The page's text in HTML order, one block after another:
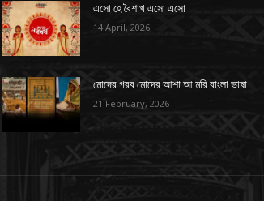
এসো হে বৈশাখ এসো এসো
14 April, 2026
মোদের গরব মোদের আশা আ মরি বাংলা ভাষা
21 February, 2026